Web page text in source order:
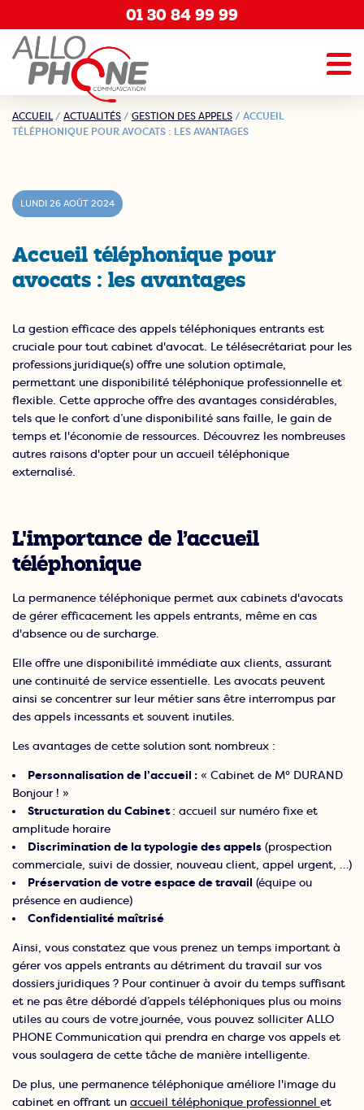
01 30 84 99 99
ACCUEIL/ ACTUALITÉS / GESTION DES APPELS / ACCUEIL
TÉLÉPHONIQUE POUR AVOCATS : LES AVANTAGES
LUNDI 26 AOÛT 2024
Accueil téléphonique pour
avocats : les avantages
La gestion efficace des appels téléphoniques entrants est
cruciale pour tout cabinet d'avocat. Le télésecrétariat pour les
professions juridique(s) offre une solution optimale,
permettant une disponibilité téléphonique professionnelle et
flexible. Cette approche offre des avantages considérables,
tels que le confort d’une disponibilité sans faille, le gain de
temps et l'économie de ressources. Découvrez les nombreuses
autres raisons d'opter pour un accueil téléphonique
externalisé.
L'importance de l’accueil
téléphonique
La permanence téléphonique permet aux cabinets d'avocats
de gérer efficacement les appels entrants, même en cas
d'absence ou de surcharge.
Elle offre une disponibilité immédiate aux clients, assurant
une continuité de service essentielle. Les avocats peuvent
ainsi se concentrer sur leur métier sans être interrompus par
des appels incessants et souvent inutiles.
Les avantages de cette solution sont nombreux :
Personnalisation de l’accueil : « Cabinet de M° DURAND
Bonjour ! »
Structuration du Cabinet: accueil sur numéro fixe et
amplitude horaire
Discrimination de la typologie des appels (prospection
commerciale, suivi de dossier, nouveau client, appel urgent, …)
Préservation de votre espace de travail (équipe ou
présence en audience)
Confidentialité maîtrisé
Ainsi, vous constatez que vous prenez un temps important à
gérer vos appels entrants au détriment du travail sur vos
dossiers juridiques ? Pour continuer à avoir du temps suffisant
et ne pas être débordé d’appels téléphoniques plus ou moins
utiles au cours de votre journée, vous pouvez solliciter ALLO
PHONE Communication qui prendra en charge vos appels et
vous soulagera de cette tâche de manière intelligente.
De plus, une permanence téléphonique améliore l'image du
cabinet en offrant un accueil téléphonique professionnel et